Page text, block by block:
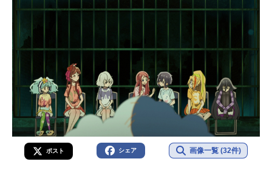
ポスト シェア 画像一覧 (32件)